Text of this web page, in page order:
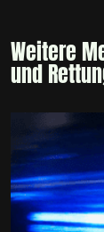
Weitere
und